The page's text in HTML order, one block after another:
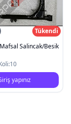
Tükendi
Salincak/Besik
10
yapınız